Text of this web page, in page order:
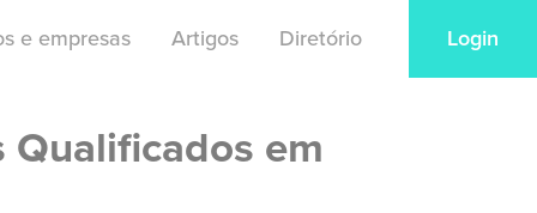
e empresas Artigos Diretório Login
Qualificados em